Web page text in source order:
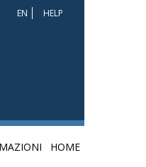
EN HELP
HOME